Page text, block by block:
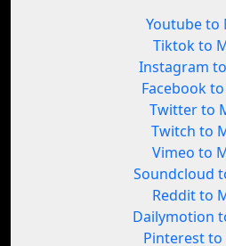
Youtube to
Tiktok to
Instagram
Facebook
Twitter to
Twitch to
Vimeo to
Soundcloud
Reddit to
Dailymotion
Pinterest to